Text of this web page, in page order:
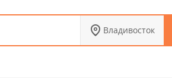
Владивосток